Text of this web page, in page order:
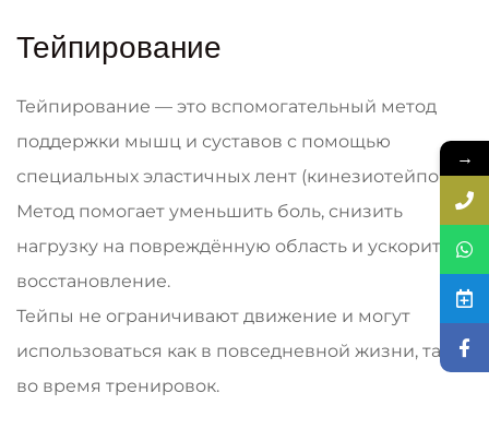
Тейпирование
Тейпирование — это вспомогательный метод
поддержки мышц и суставов с помощью
специальных эластичных лент (кинезиотейпов).
Метод помогает уменьшить боль, снизить
нагрузку на повреждённую область и ускорить
восстановление.
Тейпы не ограничивают движение и могут
использоваться как в повседневной жизни, так и
во время тренировок.
→